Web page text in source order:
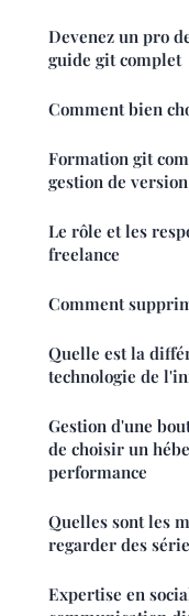
Devenez un pro
guide git complet
Comment bien
Formation git
gestion de version
Le rôle et les
freelance
Comment
Quelle est la
technologie de
Gestion d'une
de choisir un
performance
Quelles sont les
regarder des
Expertise en